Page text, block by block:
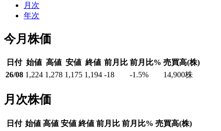
月次
年次
今月株価
日付 始値 高値 安値 終値 前月比 前月比% 売買高(株)
26/08 1,224 1,278 1,175 1,194 -18 -1.5% 14,900株
月次株価
日付 始値 高値 安値 終値 前月比 前月比% 売買高(株)